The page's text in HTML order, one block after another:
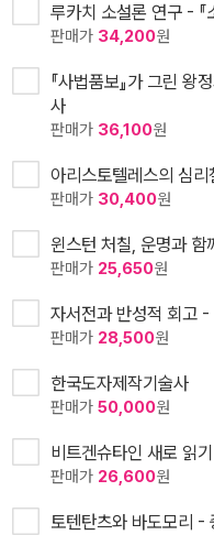
루카치 소설론 연구 - 『
판매가 34,200원
『사법품보』가 그린
사
판매가 36,100원
아리스토텔레스의 심리
판매가 30,400원
윈스턴 처칠, 운명과 함
판매가 25,650원
자서전과 반성적 회고 -
판매가 28,500원
한국도자제작기술사
판매가 50,000원
비트겐슈타인 새로 읽
판매가 26,600원
토텐탄츠와 바도모리 -